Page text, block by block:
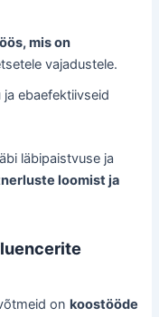
mis on
vajadustele.
ja ebaefektiivseid
läbipaistvuse ja
loomist ja
onkoostööde